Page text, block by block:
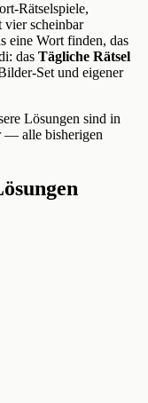
Rätselspiele,
vier scheinbar
eine Wort finden, das
das Tägliche Rätsel
Set und eigener
Lösungen sind in
— alle bisherigen